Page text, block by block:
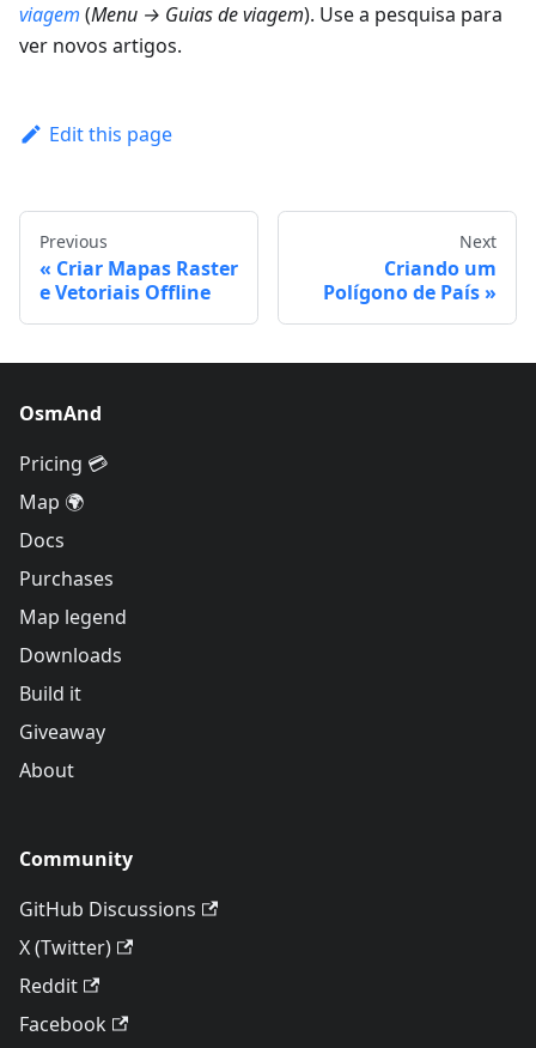
viagem (Menu → Guias de viagem). Use a pesquisa para
ver novos artigos.
Edit this page
Previous
Criar Mapas Raster
e Vetoriais Offline
Next
Criando um
Polígono de País
OsmAnd
Pricing 💳
Map 🌍
Docs
Purchases
Map legend
Downloads
Build it
Giveaway
About
Community
GitHub Discussions
X (Twitter)
Reddit
Facebook